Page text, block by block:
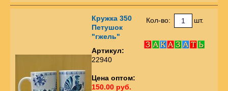
Кружка 350
Петушок
"гжель"
Артикул:
22940
Цена оптом:
150.00 руб.
Кол-во: шт.